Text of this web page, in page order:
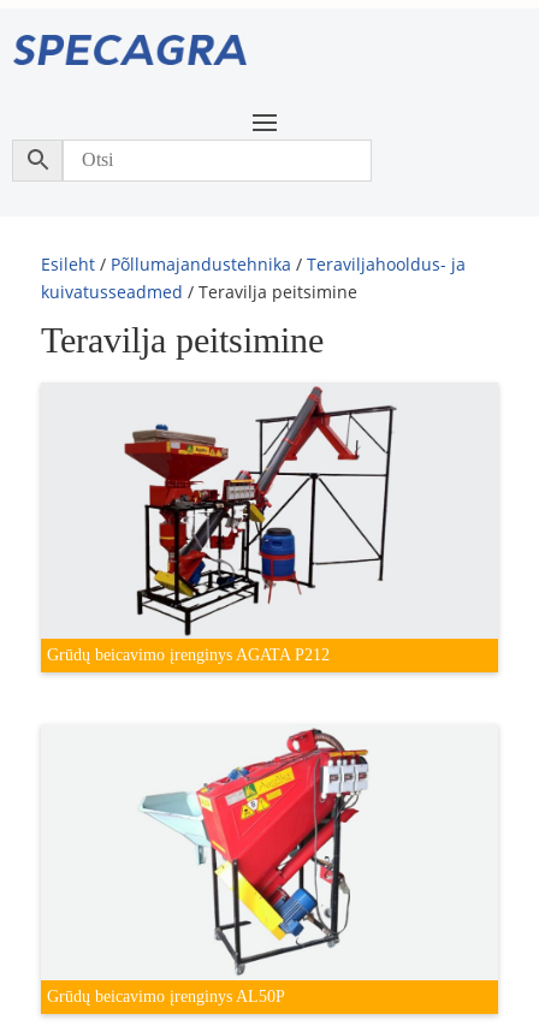
Esileht / Põllumajandustehnika /Teraviljahooldus- ja
kuivatusseadmed / Teravilja peitsimine
Teravilja peitsimine
Grūdų beicavimo įrenginys AGATA P212
Grūdų beicavimo įrenginys AL50P